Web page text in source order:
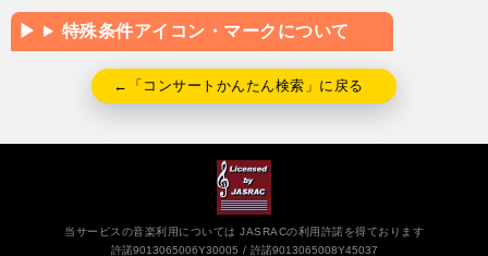
特殊条件アイコン・マークについて
←「コンサートかんたん検索」に戻る
当サービスの音楽利用については JASRACの利用許諾を得ております
許諾9013065006Y30005
許諾9013065008Y45037